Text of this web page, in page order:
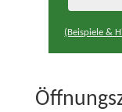
(Beispiele &